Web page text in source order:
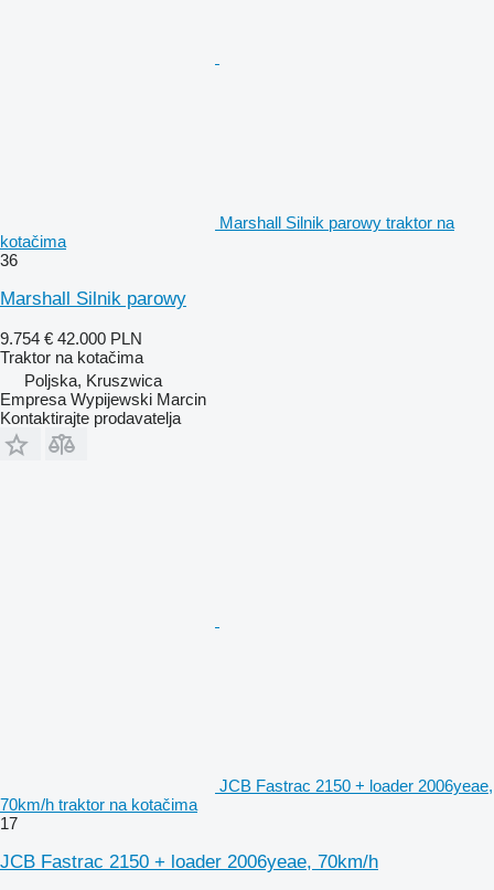
Marshall Silnik parowy traktor na
kotačima
36
Marshall Silnik parowy
9.754 € 42.000 PLN
Traktor na kotačima
Poljska, Kruszwica
Empresa Wypijewski Marcin
Kontaktirajte prodavatelja
JCB Fastrac 2150 + loader 2006yeae,
70km/h traktor na kotačima
17
JCB Fastrac 2150 + loader 2006yeae, 70km/h